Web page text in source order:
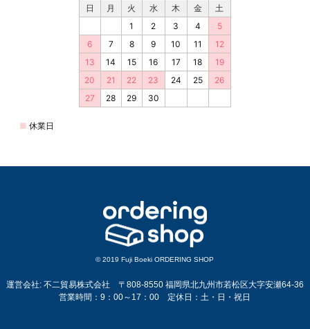
© 2019 Fuji Boeki ORDERING SHOP
運営会社: 不二貿易株式会社 〒808-8550 福岡県北九州市若松区大字安瀬64-36
営業時間：9：00～17：00 定休日：土・日・祝日